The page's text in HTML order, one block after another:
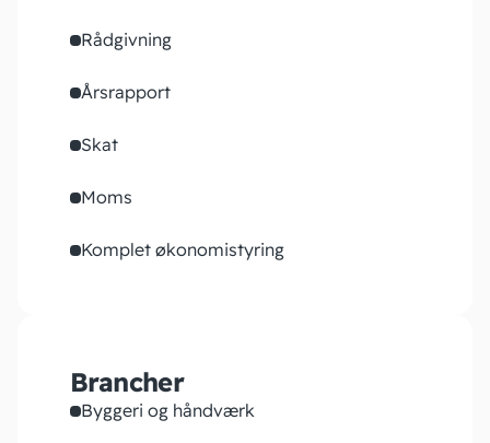
Rådgivning
Årsrapport
Skat
Moms
Komplet økonomistyring
Brancher
Byggeri og håndværk